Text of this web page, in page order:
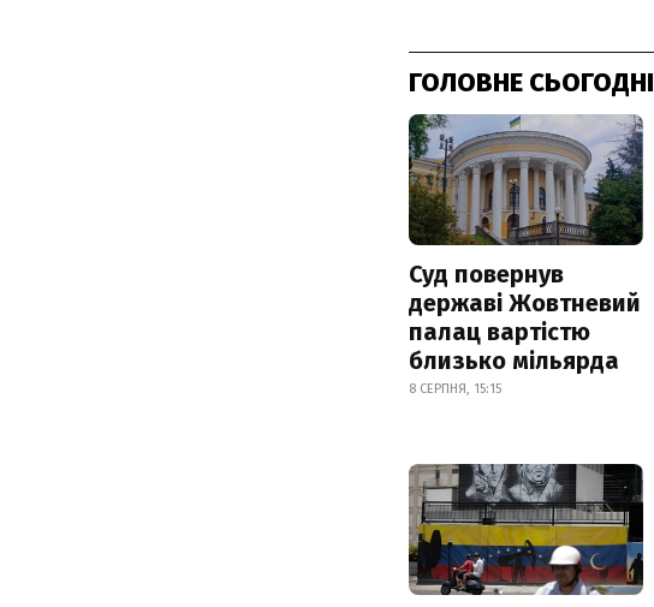
ГОЛОВНЕ СЬОГОДНІ
Суд повернув
державі Жовтневий
палац вартістю
близько мільярда
8 СЕРПНЯ, 15:15